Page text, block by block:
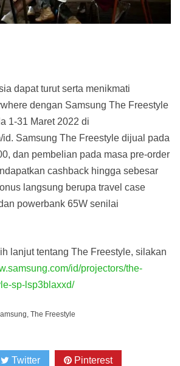
dapat turut serta menikmati
dengan Samsung The Freestyle
1-31 Maret 2022 di
Samsung The Freestyle dijual pada
dan pembelian pada masa pre-order
cashback hingga sebesar
langsung berupa travel case
powerbank 65W senilai
lanjut tentang The Freestyle, silakan
id/projectors/the-
sp-lsp3blaxxd/
The Freestyle
Twitter Pinterest